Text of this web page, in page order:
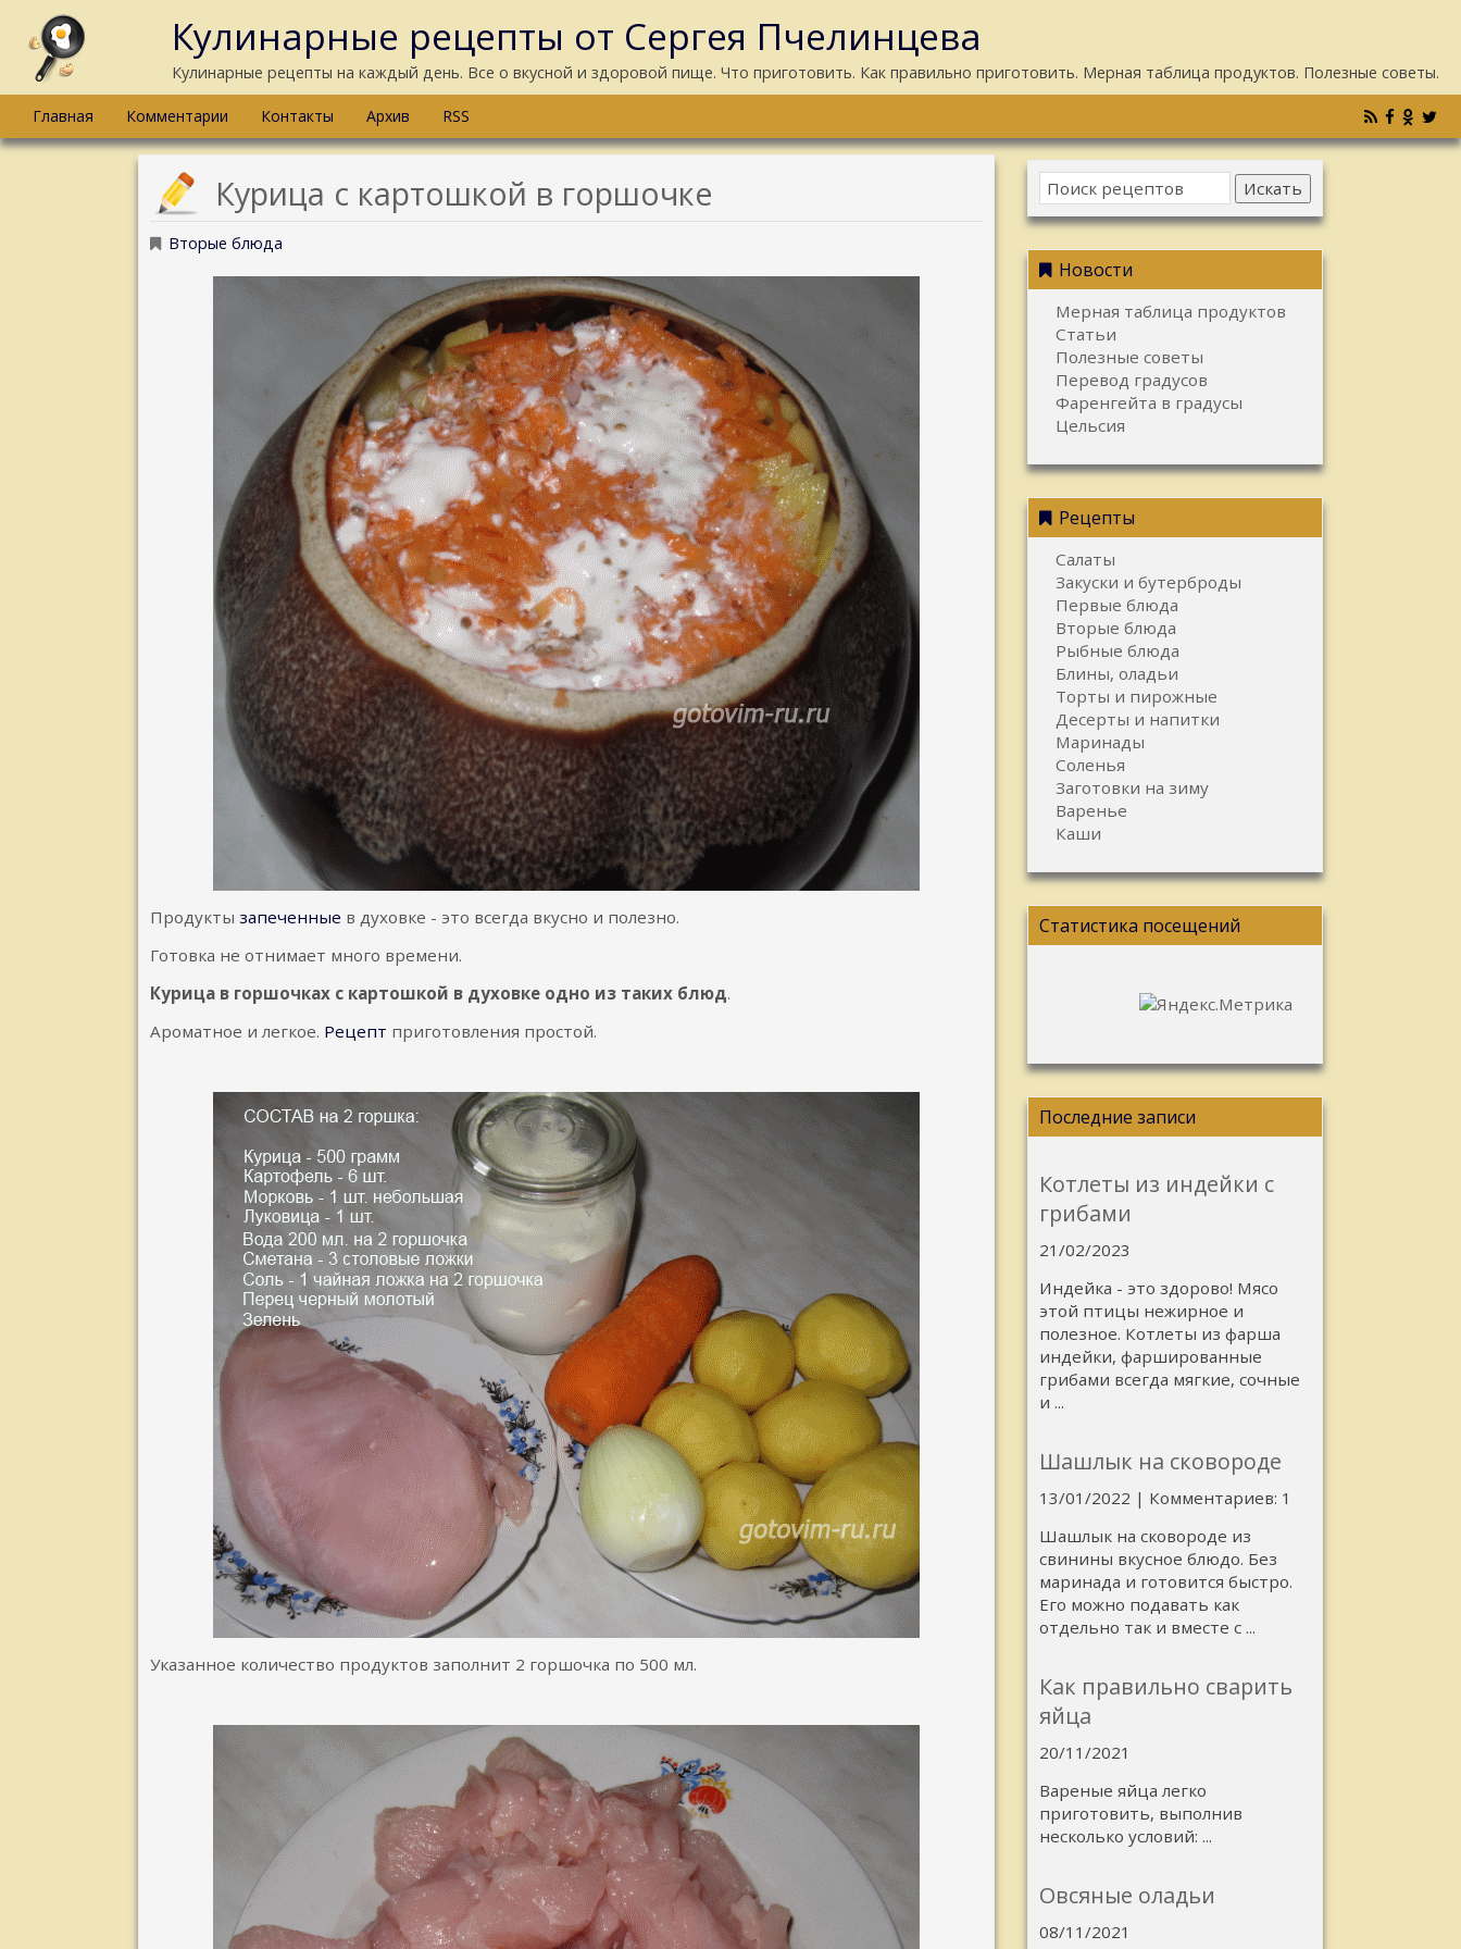
Кулинарные рецепты от Сергея Пчелинцева
Кулинарные рецепты на каждый день. Все о вкусной и здоровой пище. Что приготовить. Как правильно приготовить. Мерная таблица продуктов. Полезные советы.
Главная Комментарии Контакты Архив RSS
Курица с картошкой в горшочке
Вторые блюда
Продукты запеченные в духовке - это всегда вкусно и полезно.
Готовка не отнимает много времени.
Курица в горшочках с картошкой в духовке одно из таких блюд.
Ароматное и легкое. Рецепт приготовления простой.
Указанное количество продуктов заполнит 2 горшочка по 500 мл.
Искать
Новости
Мерная таблица продуктов
Статьи
Полезные советы
Перевод градусов
Фаренгейта в градусы
Цельсия
Рецепты
Салаты
Закуски и бутерброды
Первые блюда
Вторые блюда
Рыбные блюда
Блины, оладьи
Торты и пирожные
Десерты и напитки
Маринады
Соленья
Заготовки на зиму
Варенье
Каши
Статистика посещений
Последние записи
Котлеты из индейки с
грибами
21/02/2023
Индейка - это здорово! Мясо
этой птицы нежирное и
полезное. Котлеты из фарша
индейки, фаршированные
грибами всегда мягкие, сочные
и ...
Шашлык на сковороде
13/01/2022 | Комментариев: 1
Шашлык на сковороде из
свинины вкусное блюдо. Без
маринада и готовится быстро.
Его можно подавать как
отдельно так и вместе с ...
Как правильно сварить
яйца
20/11/2021
Вареные яйца легко
приготовить, выполнив
несколько условий: ...
Овсяные оладьи
08/11/2021